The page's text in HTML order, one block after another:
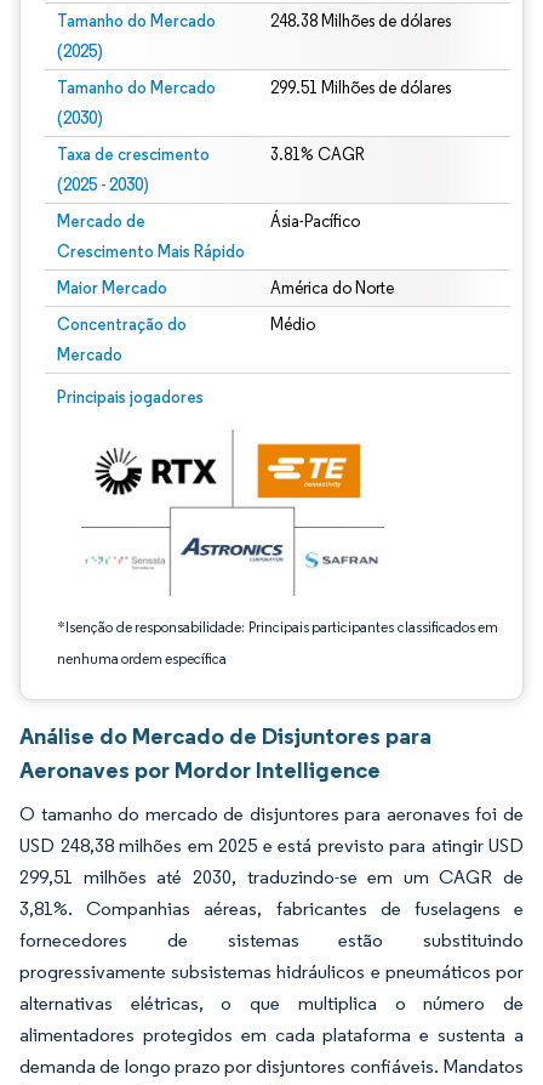
Tamanho do Mercado
(2025)
248.38 Milhões de dólares
Tamanho do Mercado
(2030)
299.51 Milhões de dólares
Taxa de crescimento
(2025 - 2030)
3.81% CAGR
Mercado de
Crescimento Mais Rápido
Ásia-Pacífico
Maior Mercado América do Norte
Concentração do
Mercado
Médio
Principais jogadores
*Isenção de responsabilidade: Principais participantes classificados em
nenhuma ordem específica
Imagem © Mordor Intelligence. O reuso requer atribuição conforme CC BY 4.0.
Análise do Mercado de Disjuntores para
Aeronaves por Mordor Intelligence
O tamanho do mercado de disjuntores para aeronaves foi de
USD 248,38 milhões em 2025 e está previsto para atingir USD
299,51 milhões até 2030, traduzindo-se em um CAGR de
3,81%. Companhias aéreas, fabricantes de fuselagens e
fornecedores de sistemas estão substituindo
progressivamente subsistemas hidráulicos e pneumáticos por
alternativas elétricas, o que multiplica o número de
alimentadores protegidos em cada plataforma e sustenta a
demanda de longo prazo por disjuntores confiáveis. Mandatos